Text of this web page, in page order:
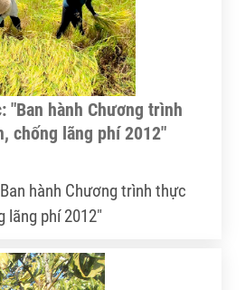
"Ban hành Chương trình
chống lãng phí 2012"
hành Chương trình thực
lãng phí 2012"